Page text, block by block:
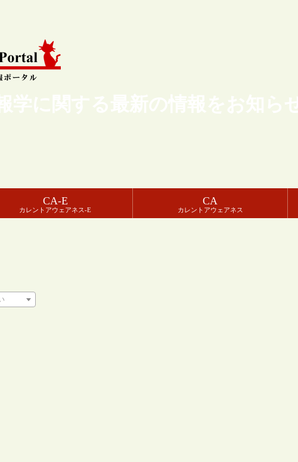
学に関する最新の情報をお知
CA-E
カレントアウェアネス-E
CA
カレントアウェアネス